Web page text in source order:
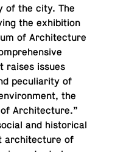
of the city. The
the ex­hi­bi­tion
of Ar­chi­tec­ture
raises issues
pe­cu­liar­ity of
the
Ar­chi­tec­ture.”
and his­tor­i­cal
ar­chi­tec­ture of